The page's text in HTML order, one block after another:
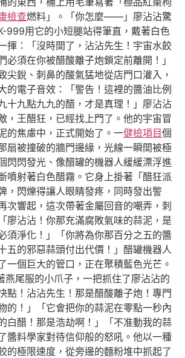
檢查燃料」。「你怎麼——」廖沾沾驚
999用它的小短腿站得筆直，戴著白色
揮：「沒時間了，沾沾先生！宇宙水餃
必須在你被醋酸離子炮鎖定前離開！」
尖銳、刺鼻的酸氣猛地從店門口灌入，
的電子音效：「警告！這裡的醬油比例
十九點九九的醋，才是真理！」廖沾沾
，王醋狂，已經找上門了。他的宇宙冒
的焦慮中，正式開始了。一健檢項目個
扇被撞破的牆門邊緣，光線一瞬間被極
閃閃發光、像醋罐的機器人緩緩漂浮進
噴射著白色醋霧。它身上掛著「醋狂派
，閃爍得讓人眼睛發疼，同時發出警
次響起，這次帶著金屬回音的嘲弄，刺
廖沾沾！你那充滿腐敗氣味的蒜泥，是
須淨化！」「你將為你那百分之五的醬
五的邪惡蒜頭付出代價！」醋罐機器人
一個巨大的管口，正在聚積藍色光芒。
燕尾服的小爪子，一把抓住了廖沾沾的
點！沾沾先生！那是醋酸離子炮！專門
的！」「它會把你的蒜泥在零點一秒內
白醋！那是浩劫啊！」「不准動我的蒜
醬料學家對待信仰般的怒吼。他以一種
的極限速度，從旁邊的麵粉堆中抓起了